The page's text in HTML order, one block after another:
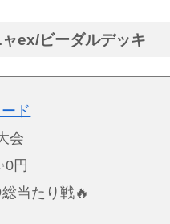
ex/ビーダルデッキ
ド
会
円
当たり戦🔥